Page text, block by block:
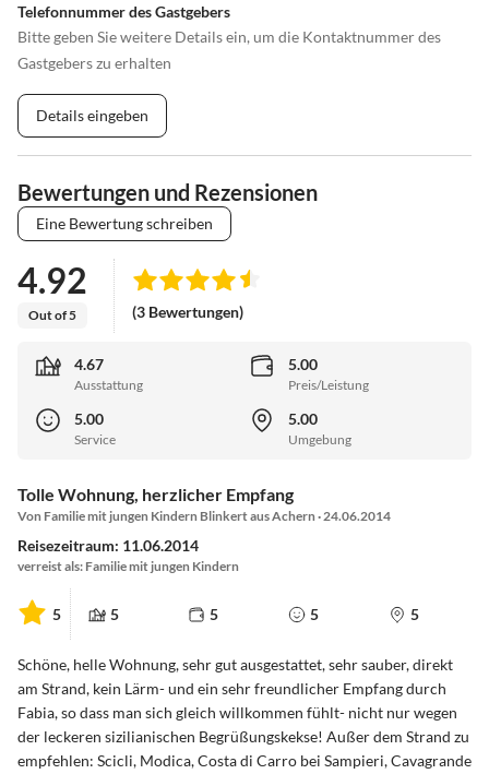
Telefonnummer des Gastgebers
Bitte geben Sie weitere Details ein, um die Kontaktnummer des
Gastgebers zu erhalten
Details eingeben
Bewertungen und Rezensionen
Eine Bewertung schreiben
4.92
Out of 5 (3 Bewertungen)
4.67
Ausstattung
5.00
Preis/Leistung
5.00
Service
5.00
Umgebung
Tolle Wohnung, herzlicher Empfang
Von Familie mit jungen Kindern Blinkert aus Achern · 24.06.2014
Reisezeitraum: 11.06.2014
verreist als: Familie mit jungen Kindern
5 5 5 5 5
Schöne, helle Wohnung, sehr gut ausgestattet, sehr sauber, direkt
am Strand, kein Lärm- und ein sehr freundlicher Empfang durch
Fabia, so dass man sich gleich willkommen fühlt- nicht nur wegen
der leckeren sizilianischen Begrüßungskekse! Außer dem Strand zu
empfehlen: Scicli, Modica, Costa di Carro bei Sampieri, Cavagrande